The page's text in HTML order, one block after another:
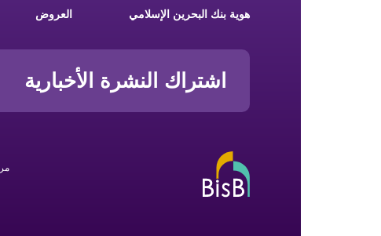
Footer New
هوية بنك البحرين الإسلامي العروض
اشتراك النشرة الأخبارية